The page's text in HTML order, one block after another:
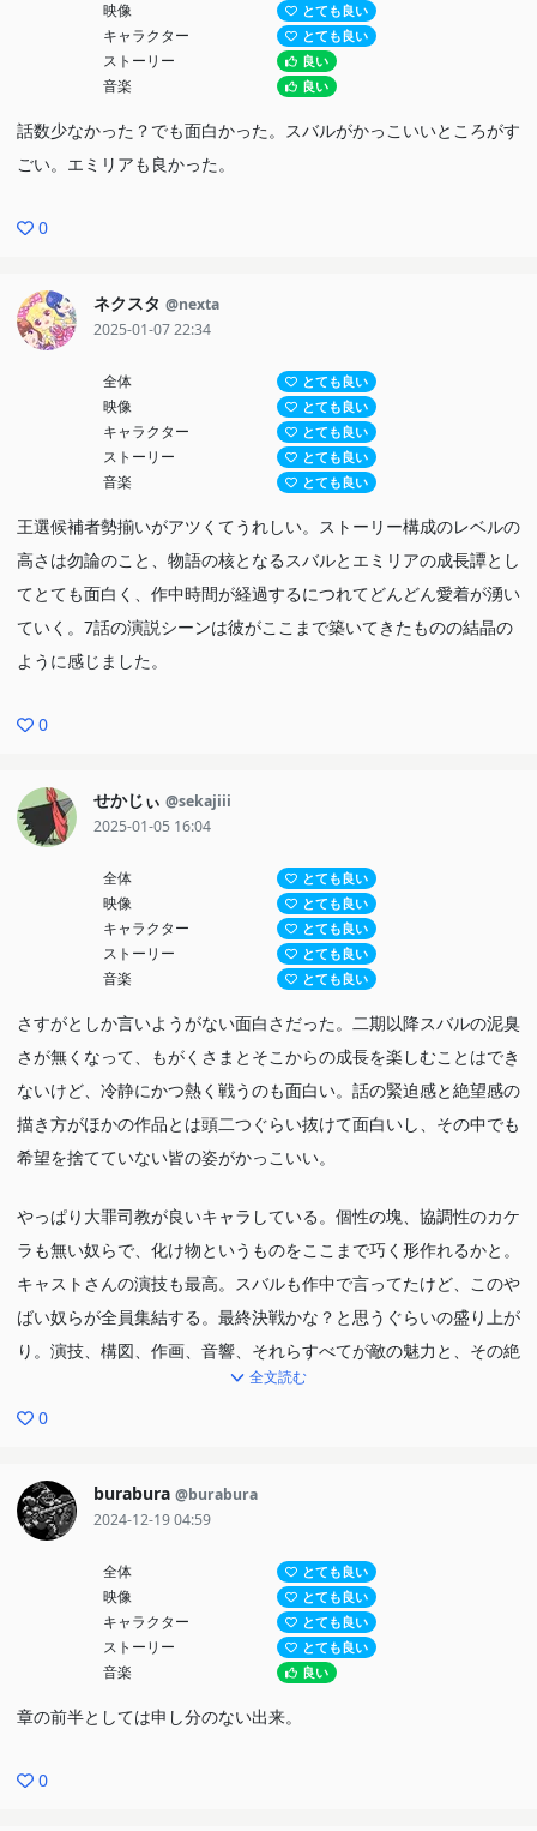
映像 とても良い
キャラクター とても良い
ストーリー 良い
音楽 良い
話数少なかった？でも面白かった。スバルがかっこいいところがす
ごい。エミリアも良かった。
0
ネクスタ @nexta
2025-01-07 22:34
全体 とても良い
映像 とても良い
キャラクター とても良い
ストーリー とても良い
音楽 とても良い
王選候補者勢揃いがアツくてうれしい。ストーリー構成のレベルの
高さは勿論のこと、物語の核となるスバルとエミリアの成長譚とし
てとても面白く、作中時間が経過するにつれてどんどん愛着が湧い
ていく。7話の演説シーンは彼がここまで築いてきたものの結晶の
ように感じました。
0
せかじぃ @sekajiii
2025-01-05 16:04
全体 とても良い
映像 とても良い
キャラクター とても良い
ストーリー とても良い
音楽 とても良い
さすがとしか言いようがない面白さだった。二期以降スバルの泥臭
さが無くなって、もがくさまとそこからの成長を楽しむことはでき
ないけど、冷静にかつ熱く戦うのも面白い。話の緊迫感と絶望感の
描き方がほかの作品とは頭二つぐらい抜けて面白いし、その中でも
希望を捨てていない皆の姿がかっこいい。
やっぱり大罪司教が良いキャラしている。個性の塊、協調性のカケ
ラも無い奴らで、化け物というものをここまで巧く形作れるかと。
キャストさんの演技も最高。スバルも作中で言ってたけど、このや
ばい奴らが全員集結する。最終決戦かな？と思うぐらいの盛り上が
り。演技、構図、作画、音響、それらすべてが敵の魅力と、その絶
望感をMAXにまで高めてくれた。
ただ、そんな状況でも立ち上がるスバルたち。スバルが成長して冷
こいい。演説シーンは最高だった。一期のスバルが嫌いな人なら、
今の成長はすごく心地よく見れるのではないかな（自分は一期の泥
反撃前なのに文句なしの面白さ。まだこれが序章というのが信じら
れない。この面白さのまま敵を退くことができたら、来期の一番で
はないかな。楽しみです。
全文読む
0
burabura @burabura
2024-12-19 04:59
全体 とても良い
映像 とても良い
キャラクター とても良い
ストーリー とても良い
音楽 良い
章の前半としては申し分のない出来。
0